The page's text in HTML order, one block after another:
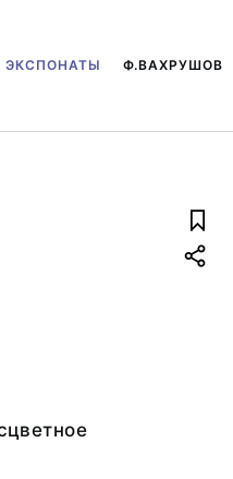
ЭКСПОНАТЫ Ф.ВАХРУШОВ